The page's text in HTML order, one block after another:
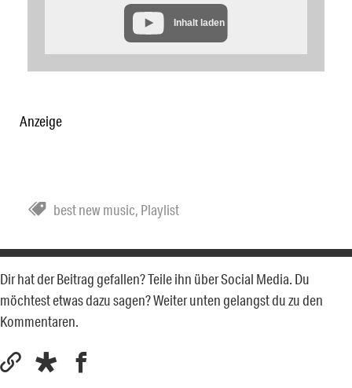
Inhalt laden
Anzeige
best new music, Playlist
Dir hat der Beitrag gefallen? Teile ihn über Social Media. Du
möchtest etwas dazu sagen? Weiter unten gelangst du zu den
Kommentaren.